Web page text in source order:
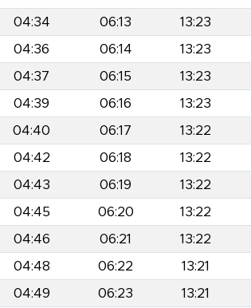
04:34 06:13 13:23
04:36 06:14 13:23
04:37 06:15 13:23
04:39 06:16 13:23
04:40 06:17 13:22
04:42 06:18 13:22
04:43 06:19 13:22
04:45 06:20 13:22
04:46 06:21 13:22
04:48 06:22 13:21
04:49 06:23 13:21